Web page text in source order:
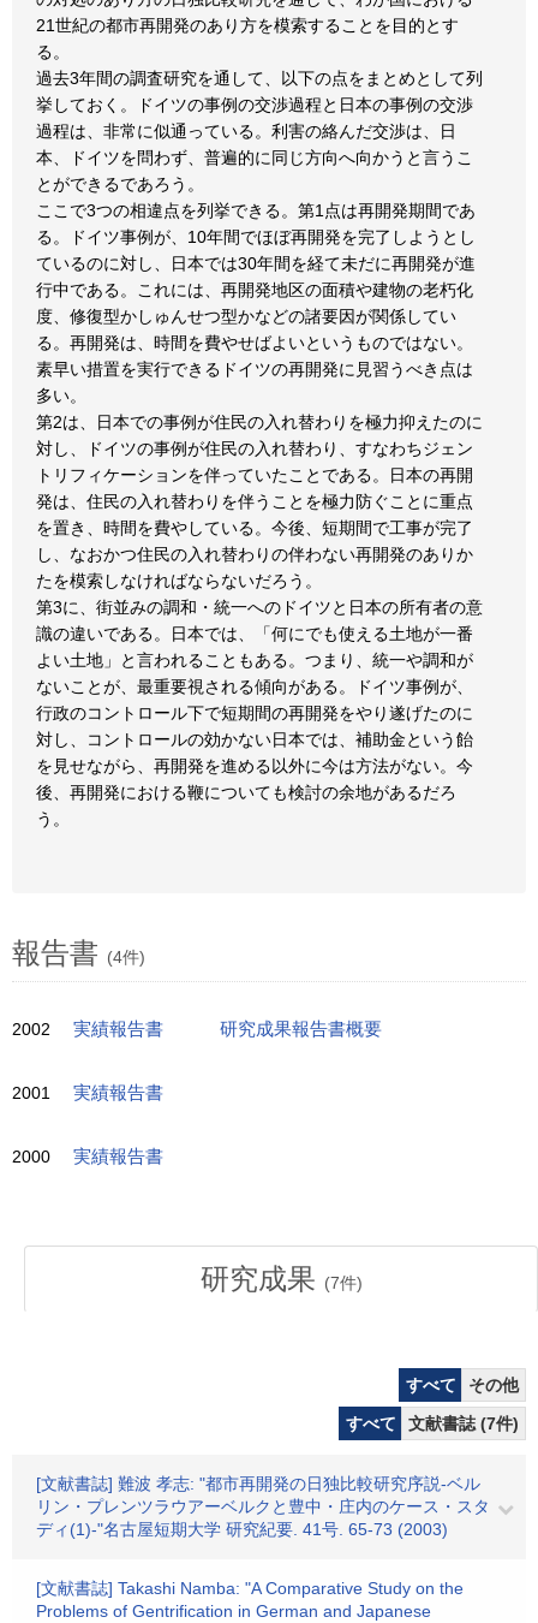
21世紀の都市再開発のあり方を模索することを目的とす
る。
過去3年間の調査研究を通して、以下の点をまとめとして列
挙しておく。ドイツの事例の交渉過程と日本の事例の交渉
過程は、非常に似通っている。利害の絡んだ交渉は、日
本、ドイツを問わず、普遍的に同じ方向へ向かうと言うこ
とができるであろう。
ここで3つの相違点を列挙できる。第1点は再開発期間であ
る。ドイツ事例が、10年間でほぼ再開発を完了しようとし
ているのに対し、日本では30年間を経て未だに再開発が進
行中である。これには、再開発地区の面積や建物の老朽化
度、修復型かしゅんせつ型かなどの諸要因が関係してい
る。再開発は、時間を費やせばよいというものではない。
素早い措置を実行できるドイツの再開発に見習うべき点は
多い。
第2は、日本での事例が住民の入れ替わりを極力抑えたのに
対し、ドイツの事例が住民の入れ替わり、すなわちジェン
トリフィケーションを伴っていたことである。日本の再開
発は、住民の入れ替わりを伴うことを極力防ぐことに重点
を置き、時間を費やしている。今後、短期間で工事が完了
し、なおかつ住民の入れ替わりの伴わない再開発のありか
たを模索しなければならないだろう。
第3に、街並みの調和・統一へのドイツと日本の所有者の意
識の違いである。日本では、「何にでも使える土地が一番
よい土地」と言われることもある。つまり、統一や調和が
ないことが、最重要視される傾向がある。ドイツ事例が、
行政のコントロール下で短期間の再開発をやり遂げたのに
対し、コントロールの効かない日本では、補助金という飴
を見せながら、再開発を進める以外に今は方法がない。今
後、再開発における鞭についても検討の余地があるだろ
う。
報告書 (4件)
2002 実績報告書 研究成果報告書概要
2001 実績報告書
2000 実績報告書
研究成果 (7件)
すべて
その他
すべて
文献書誌 (7件)
[文献書誌] 難波 孝志: "都市再開発の日独比較研究序説-ベル
リン・プレンツラウアーベルクと豊中・庄内のケース・スタ
ディ(1)-"名古屋短期大学 研究紀要. 41号. 65-73 (2003)
[文献書誌] Takashi Namba: "A Comparative Study on the
Problems of Gentrification in German and Japanese